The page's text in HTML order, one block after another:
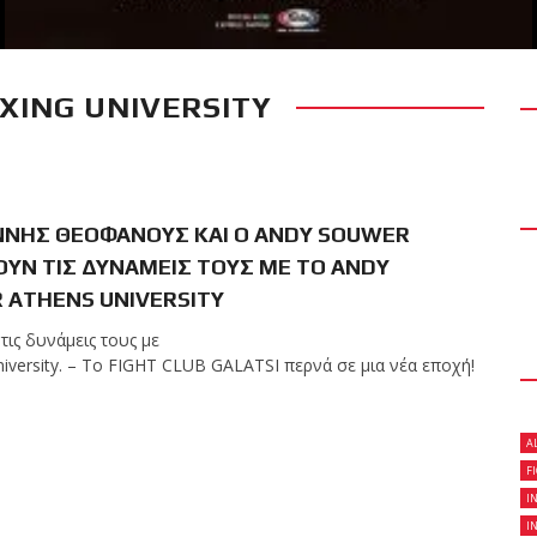
RECENT POSTS
της απέναντι
UNIVERSITY
ΘΕΟΦΑΝΟΥΣ ΚΑΙ Ο ANDY SOUWER
ΤΙΣ ΔΥΝΑΜΕΙΣ ΤΟΥΣ ΜΕ ΤΟ ANDY
ATHENS UNIVERSITY
δυνάμεις τους με
– Το FIGHT CLUB GALATSI περνά σε μια νέα εποχή!